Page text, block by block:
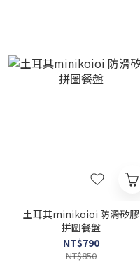
土耳其minikoioi 防滑矽膠
拼圖餐盤
NT$790
NT$850